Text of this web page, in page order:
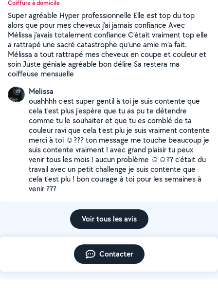
Coiffure à domicile
Super agréable Hyper professionnelle Elle est top du top
alors que pour mes cheveux j’ai jamais confiance Avec
Mélissa j’avais totalement confiance C’était vraiment top elle
a rattrapé une sacré catastrophe qu’une amie m’a fait.
Mélissa a tout rattrapé mes cheveux en coupe et couleur et
soin Juste géniale agréable bon délire Sa restera ma
coiffeuse mensuelle
Melissa
ouahhhh c'est super gentil à toi je suis contente que
cela t'est plus j'espère que tu as pu te détendre
comme tu le souhaiter et que tu es comblé de ta
couleur ravi que cela t'est plu je suis vraiment contente
merci à toi ☺️??? ton message me touche beaucoup je
suis contente vraiment ! avec grand plaisir tu peux
venir tous les mois ! aucun problème ☺️☺️?? c'était du
travail avec un petit challenge je suis contente que
cela t'est plu ! bon courage à toi pour les semaines à
venir ???
Voir tous les avis
Contacter